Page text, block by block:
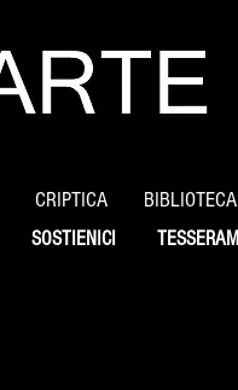
CRIPTICA BIBLIOTECA
SOSTIENICI